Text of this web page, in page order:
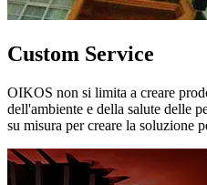
Custom Service
OIKOS non si limita a creare
dell'ambiente e della salute delle
su misura per creare la soluzione